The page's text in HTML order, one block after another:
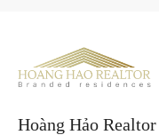
Hoàng Hảo Realtor